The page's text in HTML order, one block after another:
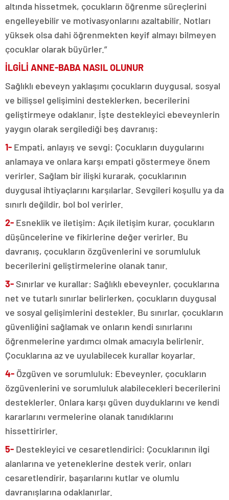
altında hissetmek, çocukların öğrenme süreçlerini
engelleyebilir ve motivasyonlarını azaltabilir. Notları
yüksek olsa dahi öğrenmekten keyif almayı bilmeyen
çocuklar olarak büyürler.”
İLGİLİ ANNE-BABA NASIL OLUNUR
Sağlıklı ebeveyn yaklaşımı çocukların duygusal, sosyal
ve bilişsel gelişimini desteklerken, becerilerini
geliştirmeye odaklanır. İşte destekleyici ebeveynlerin
yaygın olarak sergilediği beş davranış:
1- Empati, anlayış ve sevgi: Çocukların duygularını
anlamaya ve onlara karşı empati göstermeye önem
verirler. Sağlam bir ilişki kurarak, çocuklarının
duygusal ihtiyaçlarını karşılarlar. Sevgileri koşullu ya da
sınırlı değildir, bol bol verirler.
2- Esneklik ve iletişim: Açık iletişim kurar, çocukların
düşüncelerine ve fikirlerine değer verirler. Bu
davranış, çocukların özgüvenlerini ve sorumluluk
becerilerini geliştirmelerine olanak tanır.
3- Sınırlar ve kurallar: Sağlıklı ebeveynler, çocuklarına
net ve tutarlı sınırlar belirlerken, çocukların duygusal
ve sosyal gelişimlerini destekler. Bu sınırlar, çocukların
güvenliğini sağlamak ve onların kendi sınırlarını
öğrenmelerine yardımcı olmak amacıyla belirlenir.
Çocuklarına az ve uyulabilecek kurallar koyarlar.
4- Özgüven ve sorumluluk: Ebeveynler, çocukların
özgüvenlerini ve sorumluluk alabilecekleri becerilerini
desteklerler. Onlara karşı güven duyduklarını ve kendi
kararlarını vermelerine olanak tanıdıklarını
hissettirirler.
5- Destekleyici ve cesaretlendirici: Çocuklarının ilgi
alanlarına ve yeteneklerine destek verir, onları
cesaretlendirir, başarılarını kutlar ve olumlu
davranışlarına odaklanırlar.